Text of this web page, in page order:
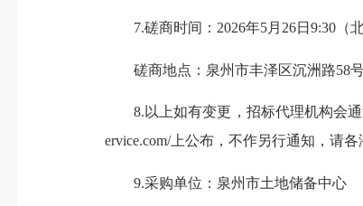
7.磋商时间：2026年5月26日9:30（北
磋商地点：泉州市丰泽区沉洲路58号
8.以上如有变更，招标代理机构会通过
ervice.com/上公布，不作另行通知，请各
9.采购单位：泉州市土地储备中心